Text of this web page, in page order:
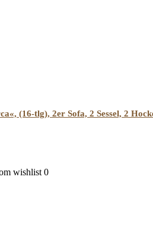
(16-tlg), 2er Sofa, 2 Sessel, 2
wishlist 0